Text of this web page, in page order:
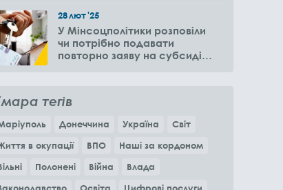
28лют'25
У Мінсоцполітики розповіли
чи потрібно подавати
повторно заяву на субсидію
тегів
Донеччина Україна
Світ
в окупації
ВПО
Наші за кордоном
Полонені Війна
Влада